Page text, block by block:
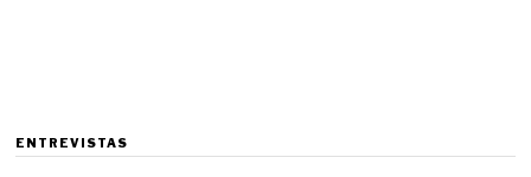
ENTREVISTAS